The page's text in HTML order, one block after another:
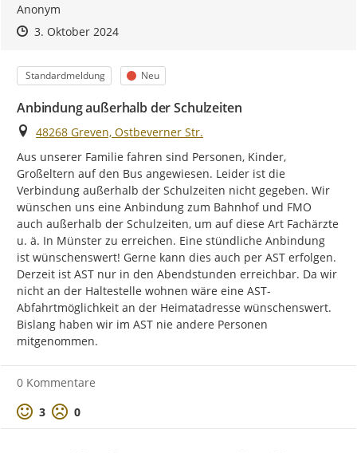
Anonym
Zeitpunkt des Erstellens
Zeitpunkt des Erstellens
3. Oktober 2024Zur Äußerung
Kategorie
Standardmeldung Status
Neu
Anbindung außerhalb der Schulzeiten
Ort
48268 Greven, Ostbeverner Str.
Aus unserer Familie fahren sind Personen, Kinder,
Großeltern auf den Bus angewiesen. Leider ist die
Verbindung außerhalb der Schulzeiten nicht gegeben. Wir
wünschen uns eine Anbindung zum Bahnhof und FMO
auch außerhalb der Schulzeiten, um auf diese Art Fachärzte
u. ä. In Münster zu erreichen. Eine stündliche Anbindung
ist wünschenswert! Gerne kann dies auch per AST erfolgen.
Derzeit ist AST nur in den Abendstunden erreichbar. Da wir
nicht an der Haltestelle wohnen wäre eine AST-
Abfahrtmöglichkeit an der Heimatadresse wünschenswert.
Bislang haben wir im AST nie andere Personen
mitgenommen.
0 Kommentare
Positive Bewertung
3 Negative Bewertung
0